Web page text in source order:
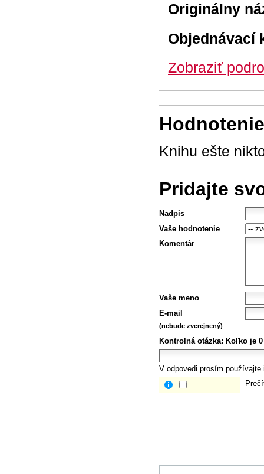
Originálny
Objednávací
Zobraziť
Knihu ešte
Pridajte
Nadpis
Vaše hodnotenie
Komentár
Vaše meno
E-mail
(nebude zverejnený)
Kontrolná otázka: Koľko je
V odpovedi prosím